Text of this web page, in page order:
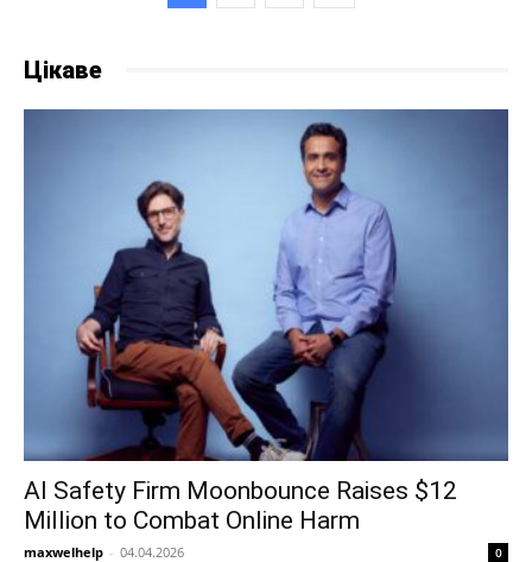
Цікаве
AI Safety Firm Moonbounce Raises $12
Million to Combat Online Harm
maxwelhelp - 04.04.2026 0